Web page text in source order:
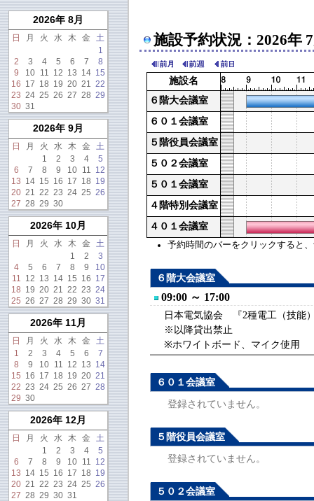
施設予約状況：2026年
施設名
予約時間のバーをクリックすると
６階大会議室
６０１会議室
５階役員会議室
５０２会議室
５０１会議室
４階特別会議室
４０１会議室
６階大会議室
09:00 ～ 17:00
日本電気協会 『2種電工（技能
※以降貸出禁止
※ホワイトボード、マイク使用
６０１会議室
登録されていません。
５階役員会議室
登録されていません。
５０２会議室
2026年 8月
日 月 火 水 木 金
土
1
2
3 4 5 6 7
8
9
10 11 12 13 14 15
16 17 18 19 20 21 22
23 24 25 26 27 28 29
30 31
2026年 9月
日 月 火 水 木 金
土
1
2 3 4
5
6
7 8 9 10 11 12
13 14 15 16 17 18 19
20 21 22 23 24 25 26
27 28 29 30
2026年 10月
日 月 火 水 木 金
土
1
2
3
4
5 6 7 8 9
10
11 12 13 14 15 16 17
18 19 20 21 22 23 24
25 26 27 28 29 30 31
2026年 11月
日 月 火 水 木 金
土
1
2 3 4 5 6
7
8
9 10 11 12 13 14
15 16 17 18 19 20 21
22 23 24 25 26 27 28
29 30
2026年 12月
日 月 火 水 木 金
土
1
2 3 4
5
6
7 8 9 10 11 12
13 14 15 16 17 18 19
20 21 22 23 24 25 26
27 28 29 30 31